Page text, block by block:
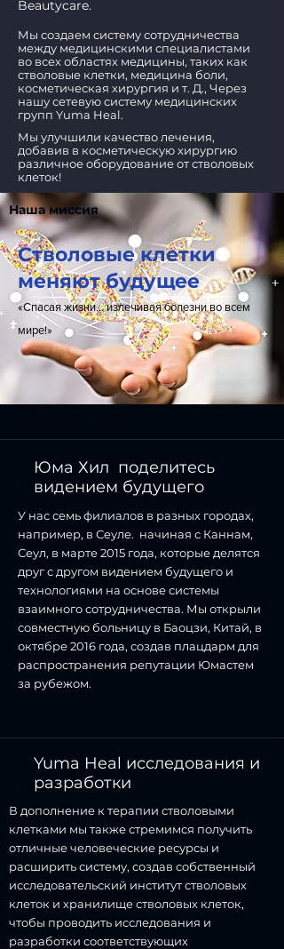
Beautycare.
Мы создаем систему сотрудничества
между медицинскими специалистами
во всех областях медицины, таких как
стволовые клетки, медицина боли,
косметическая хирургия и т. Д., Через
нашу сетевую систему медицинских
групп Yuma Heal.
Мы улучшили качество лечения,
добавив в косметическую хирургию
различное оборудование от стволовых
клеток!
Наша миссия
Стволовые клетки
меняют будущее
«Спасая жизни… излечивая болезни во всем
мире!»
Юма Хил поделитесь
видением будущего
У нас семь филиалов в разных городах,
например, в Сеуле. начиная с Каннам,
Сеул, в марте 2015 года, которые делятся
друг с другом видением будущего и
технологиями на основе системы
взаимного сотрудничества. Мы открыли
совместную больницу в Баоцзи, Китай, в
октябре 2016 года, создав плацдарм для
распространения репутации Юмастем
за рубежом.
Yuma Heal исследования и
разработки
В дополнение к терапии стволовыми
клетками мы также стремимся получить
отличные человеческие ресурсы и
расширить систему, создав собственный
исследовательский институт стволовых
клеток и хранилище стволовых клеток,
чтобы проводить исследования и
разработки соответствующих